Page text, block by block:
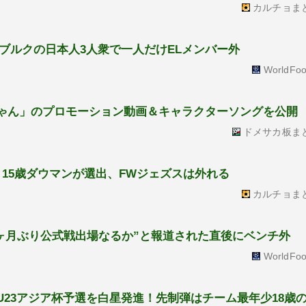
カルチョま
クの日本人3人衆で一人だけELメンバー外
ん」のプロモーション動画＆キャラクターソングを公開
ドメサカ板ま
歳ダウマンが選出、FWジェズスは外れる
カルチョま
ぶり公式戦出場なるか”と報道された直後にベンチ外
アジア杯予選を白星発進！先制弾はチーム最年少18歳